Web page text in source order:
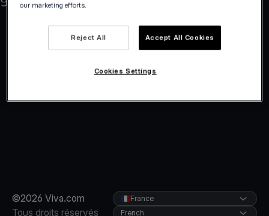
©2026 Viva.com
Tous droits réservés
France
French
our marketing efforts.
Reject All Accept All Cookies
Cookies Settings